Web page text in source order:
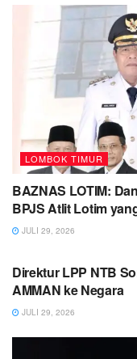
LOMBOK TIMUR
BAZNAS LOTIM:
BPJS Atlit Lotim
JULI 29, 2026
Direktur LPP NTB
AMMAN ke Negara
JULI 29, 2026